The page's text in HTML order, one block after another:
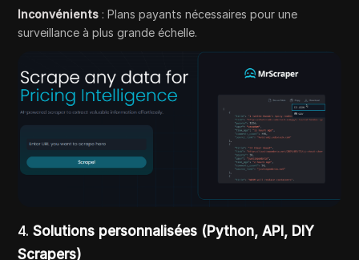
Inconvénients : Plans payants nécessaires pour une
surveillance à plus grande échelle.
4.Solutions personnalisées (Python, API, DIY
Scrapers)